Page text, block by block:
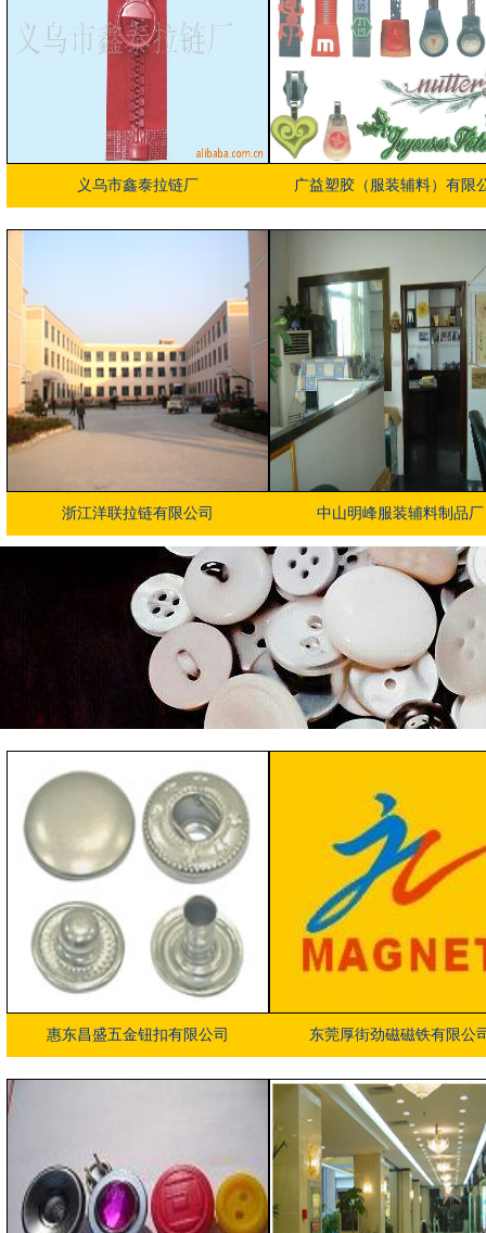
义乌市鑫泰拉链厂 广益塑胶（服装辅料）有限
浙江洋联拉链有限公司 中山明峰服装辅料制品厂
惠东昌盛五金钮扣有限公司 东莞厚街劲磁磁铁有限公